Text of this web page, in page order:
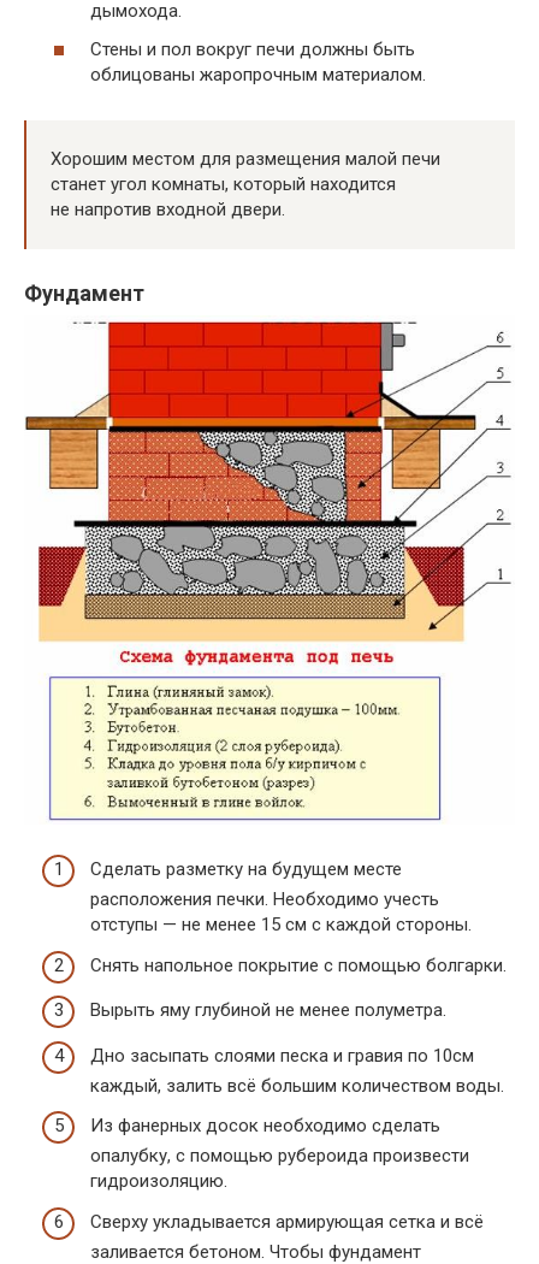
дымохода.
Стены и пол вокруг печи должны быть
облицованы жаропрочным материалом.
Хорошим местом для размещения малой печи
станет угол комнаты, который находится
не напротив входной двери.
Фундамент
Сделать разметку на будущем месте
расположения печки. Необходимо учесть
отступы — не менее 15 см с каждой стороны.
Снять напольное покрытие с помощью болгарки.
Вырыть яму глубиной не менее полуметра.
Дно засыпать слоями песка и гравия по 10см
каждый, залить всё большим количеством воды.
Из фанерных досок необходимо сделать
опалубку, с помощью рубероида произвести
гидроизоляцию.
Сверху укладывается армирующая сетка и всё
заливается бетоном. Чтобы фундамент